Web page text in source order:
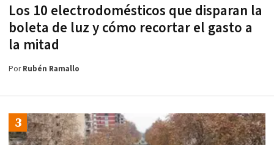
Los 10 electrodomésticos que disparan la
boleta de luz y cómo recortar el gasto a
la mitad
PorRubén Ramallo